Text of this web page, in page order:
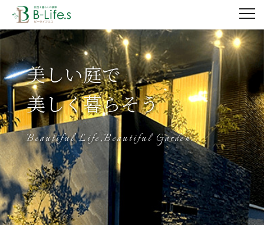
美しい庭で
美しく暮らそう
Beautiful Life,Beautiful Garden.